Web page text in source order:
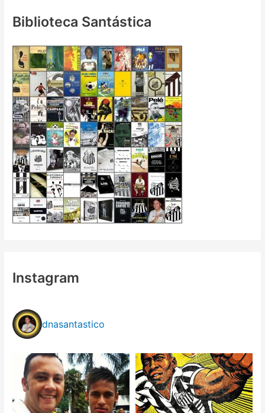
Biblioteca Santástica
Instagram
dnasantastico